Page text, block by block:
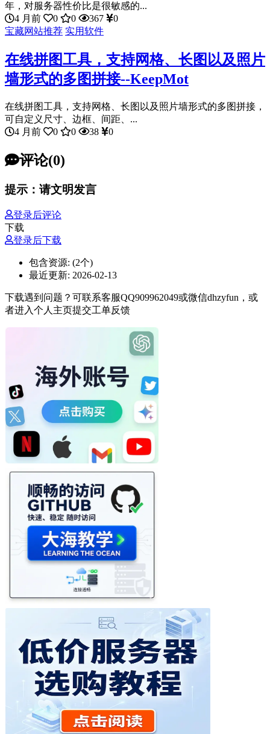
年，对服务器性价比是很敏感的...
4 月前
0 0 367
0
宝藏网站推荐 实用软件
在线拼图工具，支持网格、长图以及照片
墙形式的多图拼接--KeepMot
在线拼图工具，支持网格、长图以及照片墙形式的多图拼接，
可自定义尺寸、边框、间距、...
4 月前
0 0 38 0
评论(0)
提示：请文明发言
登录后评论
下载
登录后下载
包含资源: (2个)
最近更新: 2026-02-13
下载遇到问题？可联系客服QQ909962049或微信dhzyfun，或
者进入个人主页提交工单反馈